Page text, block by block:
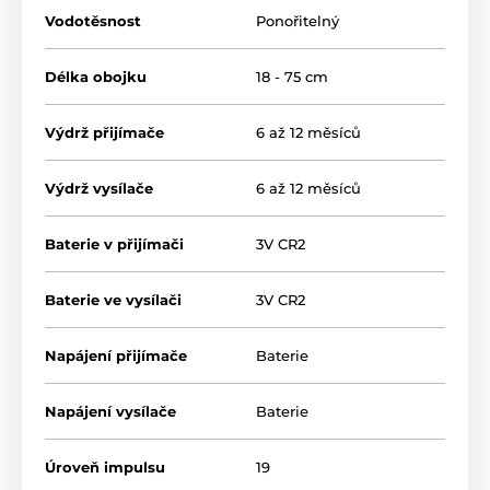
výdrž baterií až 6 - 12 měsíců. Pro jistotu vám stav
baterií signalizujesvětelná kontrolka.
Vodotěsnost Ponořitelný
Délka obojku 18 - 75 cm
Výdrž přijímače 6 až 12 měsíců
Výdrž vysílače 6 až 12 měsíců
Baterie v přijímači 3V CR2
Baterie ve vysílači 3V CR2
Napájení přijímače Baterie
Napájení vysílače Baterie
Úroveň impulsu 19